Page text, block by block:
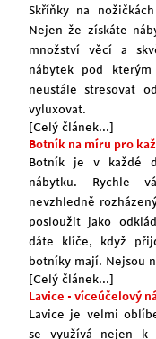
Skříňky na
Nejen že získáte
množství věcí a
nábytek pod
neustále stresovat
vyluxovat.
[Celý článek...]
Botník na míru pro
Botník je v každé
nábytku. Rychle
nevzhledně
posloužit jako
dáte klíče, když
botníky mají. Nejsou
[Celý článek...]
Lavice - víceúčelový
Lavice je velmi
se využívá nejen k